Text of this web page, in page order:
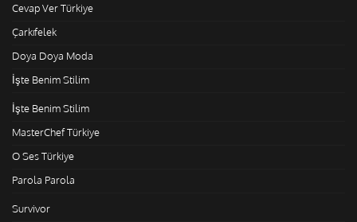
Cevap Ver Türkiye
Çarkıfelek
Doya Doya Moda
İşte Benim Stilim
İşte Benim Stilim
MasterChef Türkiye
O Ses Türkiye
Parola Parola
Survivor